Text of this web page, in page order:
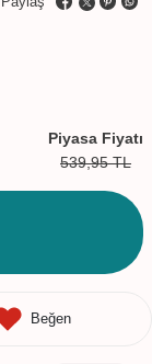
Piyasa Fiyatı
539,95TL
Beğen